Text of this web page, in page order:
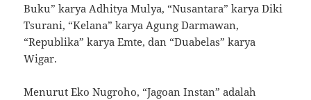
Buku” karya Adhitya Mulya, “Nusantara” karya Diki
Tsurani, “Kelana” karya Agung Darmawan,
“Republika” karya Emte, dan “Duabelas” karya
Wigar.
Menurut Eko Nugroho, “Jagoan Instan” adalah